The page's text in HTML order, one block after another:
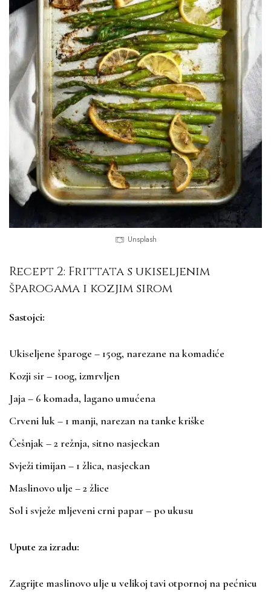
Unsplash
Recept 2: Frittata s ukiseljenim
šparogama i kozjim sirom
Sastojci:
Ukiseljene šparoge – 150g, narezane na komadiće
Kozji sir – 100g, izmrvljen
Jaja – 6 komada, lagano umućena
Crveni luk – 1 manji, narezan na tanke kriške
Češnjak – 2 režnja, sitno nasjeckan
Svježi timijan – 1 žlica, nasjeckan
Maslinovo ulje – 2 žlice
Sol i svježe mljeveni crni papar – po ukusu
Upute za izradu:
Zagrijte maslinovo ulje u velikoj tavi otpornoj na pećnicu